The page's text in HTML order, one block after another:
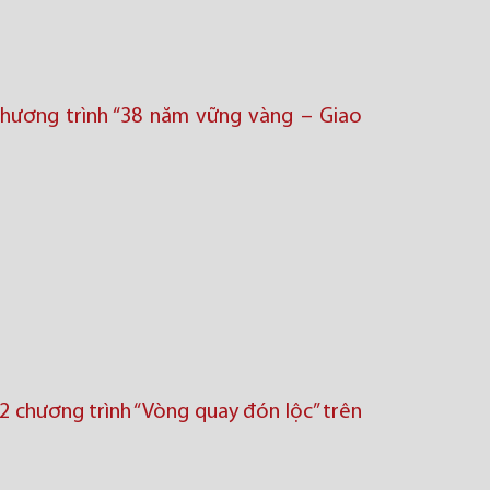
trình “38 năm vững vàng – Giao
trình “Vòng quay đón lộc’’ trên